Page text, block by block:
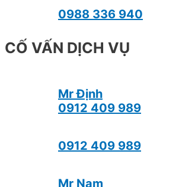
0988 336 940
CỐ VẤN DỊCH VỤ
Mr Định
0912 409 989
0912 409 989
Mr Nam